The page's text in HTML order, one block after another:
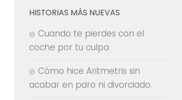
HISTORIAS MÁS NUEVAS
Cuando te pierdes con el
coche por tu culpa
Cómo hice Aritmetris sin
acabar en paro ni divorciado.